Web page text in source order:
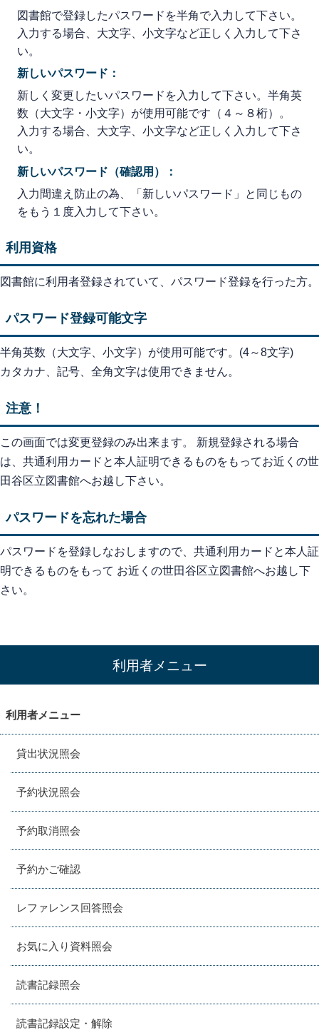
図書館で登録したパスワードを半角で入力して下さい。
入力する場合、大文字、小文字など正しく入力して下さ
い。
新しいパスワード：
新しく変更したいパスワードを入力して下さい。半角英
数（大文字・小文字）が使用可能です（４～８桁）。
入力する場合、大文字、小文字など正しく入力して下さ
い。
新しいパスワード（確認用）：
入力間違え防止の為、「新しいパスワード」と同じもの
をもう１度入力して下さい。
利用資格
図書館に利用者登録されていて、パスワード登録を行った方。
パスワード登録可能文字
半角英数（大文字、小文字）が使用可能です。(4～8文字)
カタカナ、記号、全角文字は使用できません。
注意！
この画面では変更登録のみ出来ます。 新規登録される場合
は、共通利用カードと本人証明できるものをもってお近くの世
田谷区立図書館へお越し下さい。
パスワードを忘れた場合
パスワードを登録しなおしますので、共通利用カードと本人証
明できるものをもって お近くの世田谷区立図書館へお越し下
さい。
利用者メニュー
利用者メニュー
貸出状況照会
予約状況照会
予約取消照会
予約かご確認
レファレンス回答照会
お気に入り資料照会
読書記録照会
読書記録設定・解除